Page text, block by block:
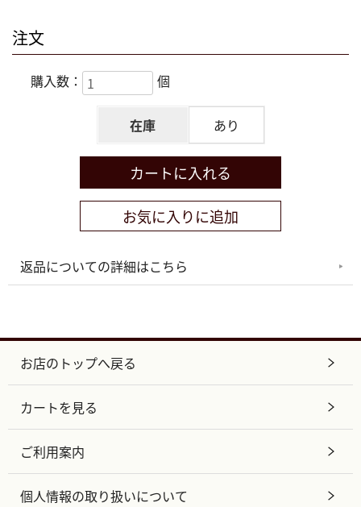
注文
購入数： 個
在庫 あり
返品についての詳細はこちら
お店のトップへ戻る
カートを見る
ご利用案内
個人情報の取り扱いについて